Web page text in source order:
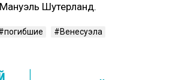
Шутерланд.
погибшие Венесуэла